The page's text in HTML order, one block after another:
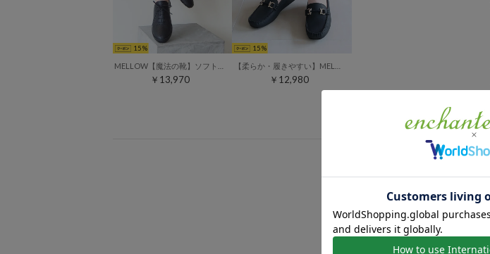
15
￥13,970
15
￥12,980